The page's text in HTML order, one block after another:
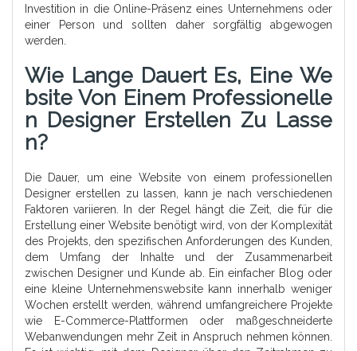
Investition in die Online-Präsenz eines Unternehmens oder
einer Person und sollten daher sorgfältig abgewogen
werden.
Wie Lange Dauert Es, Eine We
Bsite Von Einem Professionelle
N Designer Erstellen Zu Lasse
N?
Die Dauer, um eine Website von einem professionellen
Designer erstellen zu lassen, kann je nach verschiedenen
Faktoren variieren. In der Regel hängt die Zeit, die für die
Erstellung einer Website benötigt wird, von der Komplexität
des Projekts, den spezifischen Anforderungen des Kunden,
dem Umfang der Inhalte und der Zusammenarbeit
zwischen Designer und Kunde ab. Ein einfacher Blog oder
eine kleine Unternehmenswebsite kann innerhalb weniger
Wochen erstellt werden, während umfangreichere Projekte
wie E-Commerce-Plattformen oder maßgeschneiderte
Webanwendungen mehr Zeit in Anspruch nehmen können.